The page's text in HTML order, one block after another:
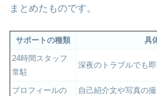
まとめたものです。
サポートの種類
具
24時間スタッフ
常駐
深夜のトラブルでも
プロフィールの
自己紹介文や写真の